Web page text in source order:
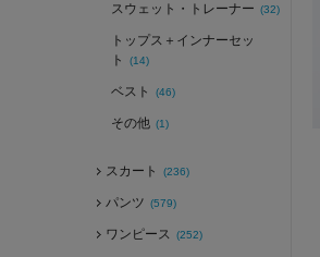
スウェット・トレーナー (32)
トップス＋インナーセッ
ト
(14)
ベスト (46)
その他 (1)
スカート (236)
パンツ (579)
ワンピース (252)